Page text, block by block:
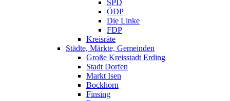
SPD
ÖDP
Die Linke
FDP
Kreisräte
Städte, Märkte, Gemeinden
Große Kreisstadt Erding
Stadt Dorfen
Markt Isen
Bockhorn
Finsing